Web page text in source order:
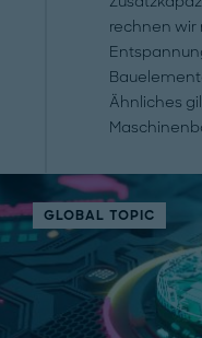
rechnen wir
Ähnliches
GLOBAL TOPIC